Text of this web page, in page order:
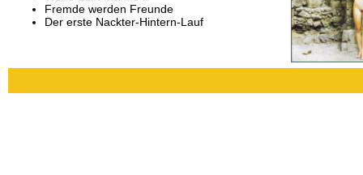
Fremde werden Freunde
Der erste Nackter-Hintern-Lauf